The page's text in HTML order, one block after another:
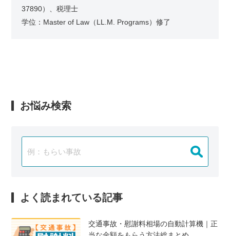
37890）、税理士
学位：Master of Law（LL.M. Programs）修了
お悩み検索
よく読まれている記事
交通事故・慰謝料相場の自動計算機｜正